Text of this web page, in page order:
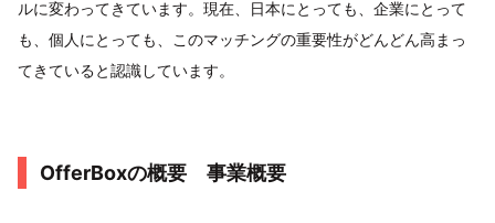
ルに変わってきています。現在、日本にとっても、企業にとって
も、個人にとっても、このマッチングの重要性がどんどん高まっ
てきていると認識しています。
OfferBoxの概要 事業概要